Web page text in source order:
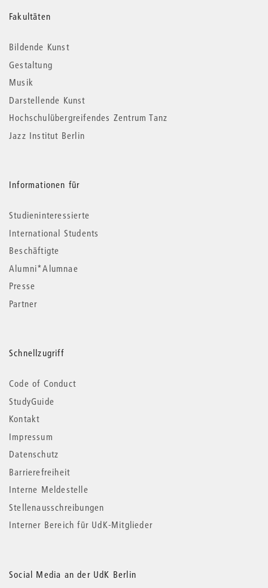
Weitere
Informationen
Fakultäten
Bildende Kunst
Gestaltung
Musik
Darstellende Kunst
Hochschulübergreifendes Zentrum Tanz
Jazz Institut Berlin
Informationen für
Studieninteressierte
International Students
Beschäftigte
Alumni*Alumnae
Presse
Partner
Schnellzugriff
Code of Conduct
StudyGuide
Kontakt
Impressum
Datenschutz
Barrierefreiheit
Interne Meldestelle
Stellenausschreibungen
Interner Bereich für UdK-Mitglieder
Social Media an der UdK Berlin